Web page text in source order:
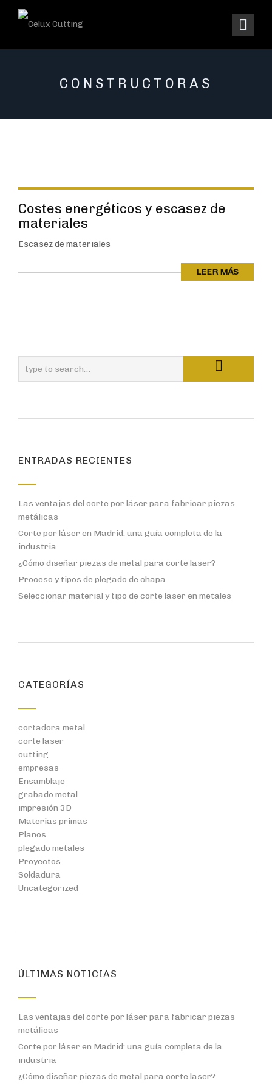
CONSTRUCTORAS
Costes energéticos y escasez de
materiales
Escasez de materiales
LEER MÁS
ENTRADAS RECIENTES
Las ventajas del corte por láser para fabricar piezas
metálicas
Corte por láser en Madrid: una guía completa de la
industria
¿Cómo diseñar piezas de metal para corte laser?
Proceso y tipos de plegado de chapa
Seleccionar material y tipo de corte laser en metales
CATEGORÍAS
cortadora metal
corte laser
cutting
empresas
Ensamblaje
grabado metal
impresión 3D
Materias primas
Planos
plegado metales
Proyectos
Soldadura
Uncategorized
ÚLTIMAS NOTICIAS
Las ventajas del corte por láser para fabricar piezas
metálicas
Corte por láser en Madrid: una guía completa de la
industria
¿Cómo diseñar piezas de metal para corte laser?